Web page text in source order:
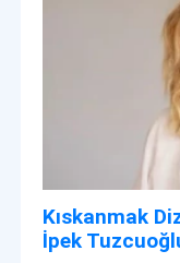
Kıskanmak
İpek